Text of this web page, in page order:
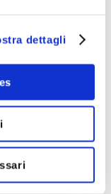
dettagli
che sovrastano le
qualità dell’acqua
inquinanti o